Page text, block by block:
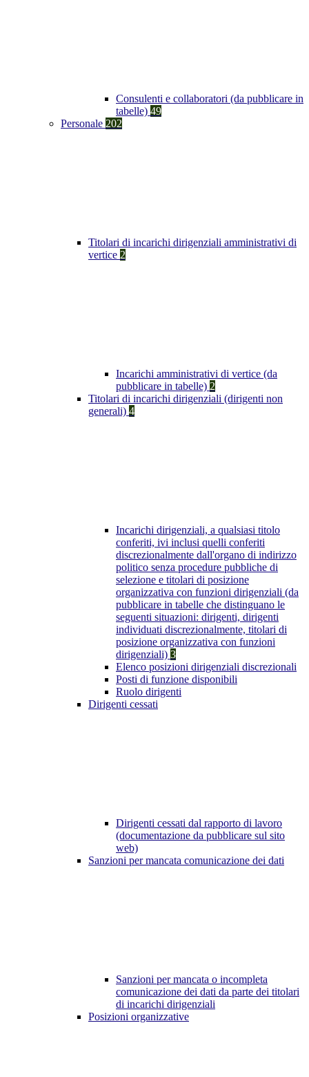
Consulenti e collaboratori (da pubblicare in
tabelle) 49
Personale 202
Titolari di incarichi dirigenziali amministrativi di
vertice 2
Incarichi amministrativi di vertice (da
pubblicare in tabelle) 2
Titolari di incarichi dirigenziali (dirigenti non
generali) 4
Incarichi dirigenziali, a qualsiasi titolo
conferiti, ivi inclusi quelli conferiti
discrezionalmente dall'organo di indirizzo
politico senza procedure pubbliche di
selezione e titolari di posizione
organizzativa con funzioni dirigenziali (da
pubblicare in tabelle che distinguano le
seguenti situazioni: dirigenti, dirigenti
individuati discrezionalmente, titolari di
posizione organizzativa con funzioni
dirigenziali) 3
Elenco posizioni dirigenziali discrezionali
Posti di funzione disponibili
Ruolo dirigenti
Dirigenti cessati
Dirigenti cessati dal rapporto di lavoro
(documentazione da pubblicare sul sito
web)
Sanzioni per mancata comunicazione dei dati
Sanzioni per mancata o incompleta
comunicazione dei dati da parte dei titolari
di incarichi dirigenziali
Posizioni organizzative